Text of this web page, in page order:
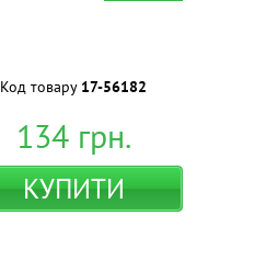
Код товару 17-56182
134грн.
КУПИТИ